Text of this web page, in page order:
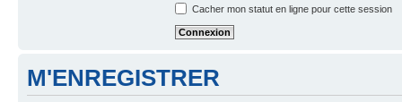
Cacher mon statut en ligne pour cette session
M'ENREGISTRER